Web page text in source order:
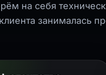
на себя
занималась